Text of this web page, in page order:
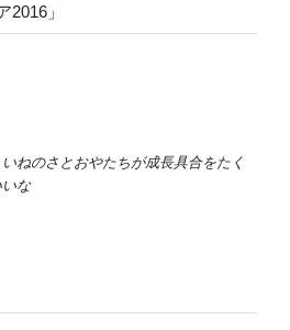
2016」
ねのさとおやたちが成長具合をたく
な